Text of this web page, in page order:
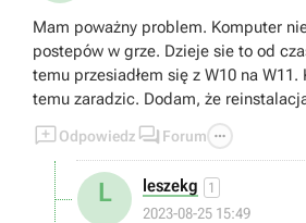
Mam poważny problem. Komputer
postepów w grze. Dzieje sie to od
temu przesiadłem się z W10 na
temu zaradzic. Dodam, że
Odpowiedz  Forum 
L leszekg 1
2023-08-25 15:49